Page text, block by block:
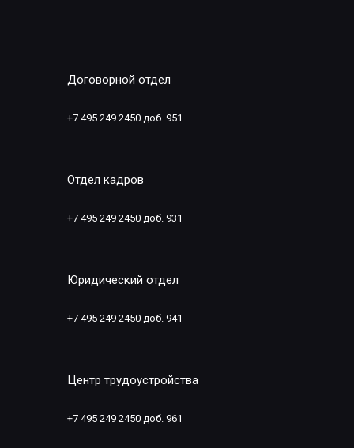
Договорной отдел
+7 495 249 2450 доб. 951
Отдел кадров
+7 495 249 2450 доб. 931
Юридический отдел
+7 495 249 2450 доб. 941
Центр трудоустройства
+7 495 249 2450 доб. 961